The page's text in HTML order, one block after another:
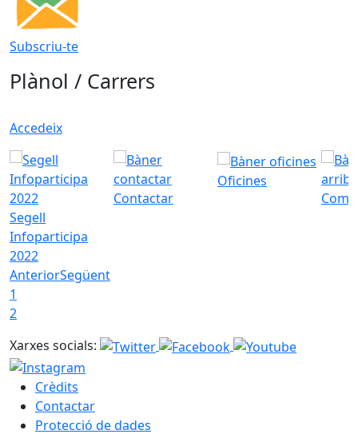
Subscriu-te
Plànol / Carrers
Accedeix
Segell
Infoparticipa
2022
Contactar
Oficines
Com
AnteriorSegüent
1
2
Xarxes socials:
Crèdits
Contactar
Protecció de dades